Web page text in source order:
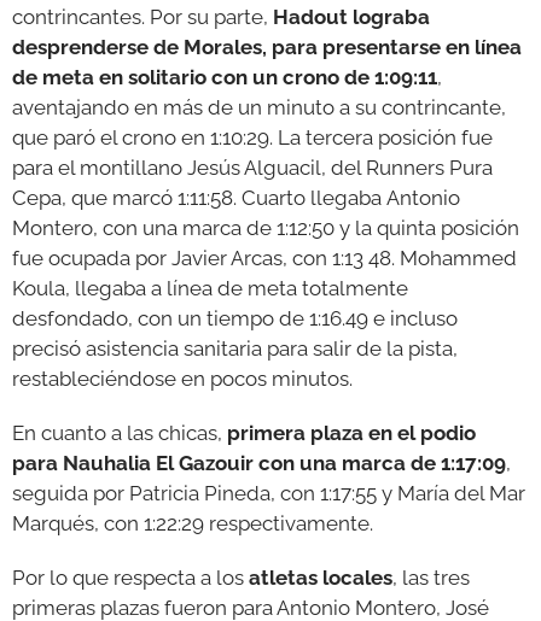
contrincantes. Por su parte, Hadout lograba
desprenderse de Morales, para presentarse en línea
de meta en solitario con un crono de 1:09:11,
aventajando en más de un minuto a su contrincante,
que paró el crono en 1:10:29. La tercera posición fue
para el montillano Jesús Alguacil, del Runners Pura
Cepa, que marcó 1:11:58. Cuarto llegaba Antonio
Montero, con una marca de 1:12:50 y la quinta posición
fue ocupada por Javier Arcas, con 1:13 48. Mohammed
Koula, llegaba a línea de meta totalmente
desfondado, con un tiempo de 1:16.49 e incluso
precisó asistencia sanitaria para salir de la pista,
restableciéndose en pocos minutos.
En cuanto a las chicas, primera plaza en el podio
para Nauhalia El Gazouir con una marca de 1:17:09,
seguida por Patricia Pineda, con 1:17:55 y María del Mar
Marqués, con 1:22:29 respectivamente.
Por lo que respecta a los atletas locales, las tres
primeras plazas fueron para Antonio Montero, José